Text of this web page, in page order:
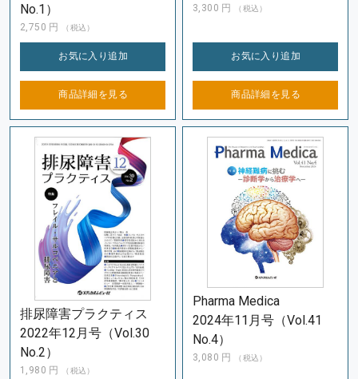
No.1）
2,750 円 （税込）
お気に入り追加
商品詳細を 見る
3,300 円 （税込）
お気に入り追加
商品詳細を 見る
排尿障害プラクティス
2022年12月号（Vol.30
No.2）
1,980 円 （税込）
Pharma Medica
2024年11月号（Vol.41
No.4）
3,080 円 （税込）